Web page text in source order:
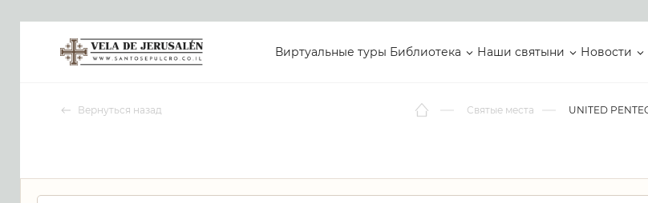
Виртуальные туры Библиотека Наши святыни Новости
Вернуться назад Святые места